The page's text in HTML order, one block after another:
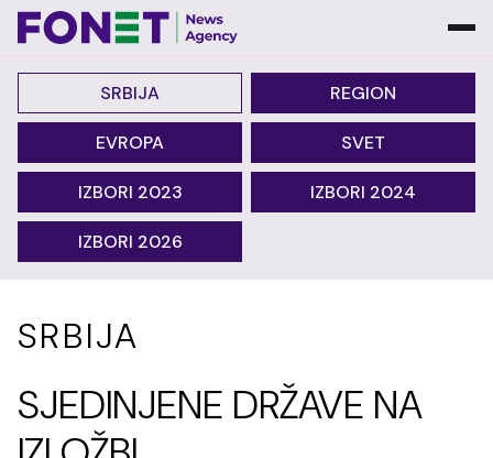
SRBIJA REGION
EVROPA SVET
IZBORI 2023 IZBORI 2024
IZBORI 2026
SRBIJA
SJEDINJENE DRŽAVE NA